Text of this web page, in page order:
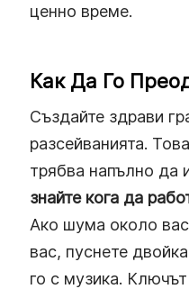
ценно време.
Как Да Го
Създайте здрави
разсейванията.
трябва напълно да
знайте кога да
Ако шума около
вас, пуснете
го с музика.